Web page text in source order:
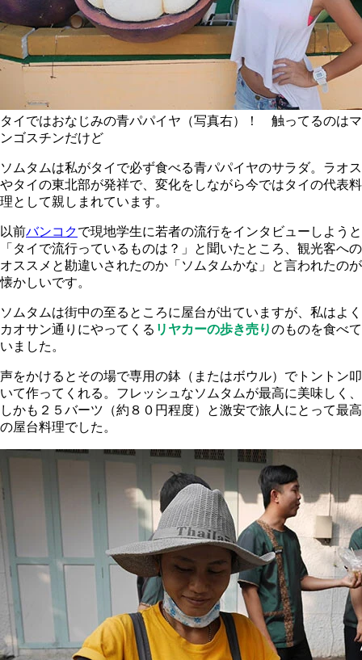
タイではおなじみの青パパイヤ（写真右）！ 触ってるのはマ
ンゴスチンだけど
ソムタムは私がタイで必ず食べる青パパイヤのサラダ。ラオス
やタイの東北部が発祥で、変化をしながら今ではタイの代表料
理として親しまれています。
以前バンコクで現地学生に若者の流行をインタビューしようと
「タイで流行っているものは？」と聞いたところ、観光客への
オススメと勘違いされたのか「ソムタムかな」と言われたのが
懐かしいです。
ソムタムは街中の至るところに屋台が出ていますが、私はよく
カオサン通りにやってくる リヤカーの歩き売りのものを食べて
いました。
声をかけるとその場で専用の鉢（またはボウル）でトントン叩
いて作ってくれる。フレッシュなソムタムが最高に美味しく、
しかも２５バーツ（約８０円程度）と激安で旅人にとって最高
の屋台料理でした。